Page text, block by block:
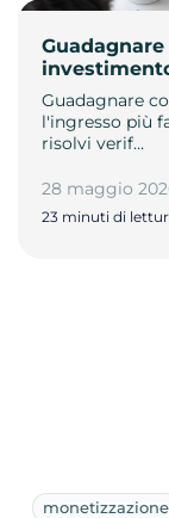
Guadagnare
l'ingresso più
risolvi verif…
28 maggio
23 minuti di
monetizzazione